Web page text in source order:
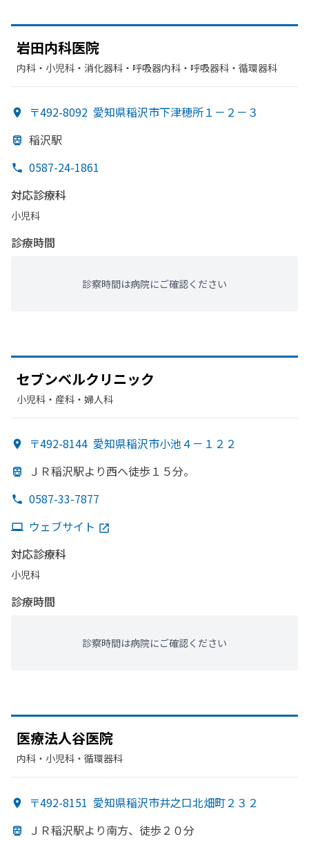
岩田内科医院
内科・​小児科・​消化器科・​呼吸器内科・​呼吸器科・​循環器科
〒492-8092 愛知県稲沢市下津穂所１－２－３
稲沢駅
0587-24-1861
対応診療科
小児科
診療時間
診察時間は病院にご確認ください
セブンベルクリニック
小児科・​産科・​婦人科
〒492-8144 愛知県稲沢市小池４－１２２
ＪＲ稲沢駅より西へ徒歩１５分。
0587-33-7877
ウェブサイト
対応診療科
小児科
診療時間
診察時間は病院にご確認ください
医療法人谷医院
内科・​小児科・​循環器科
〒492-8151 愛知県稲沢市井之口北畑町２３２
ＪＲ稲沢駅より南方、 徒歩２０分